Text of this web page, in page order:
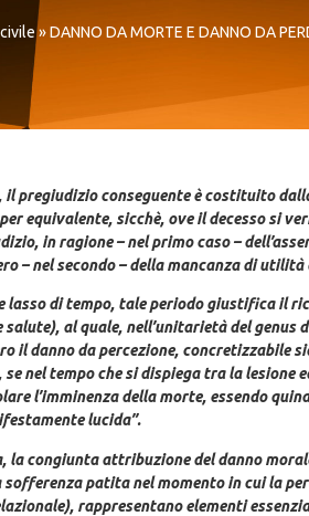
»DANNO DA MORTE E DANNO DA
pregiudizio conseguente è costituito
equivalente, sicchè, ove il decesso si
in ragione – nel primo caso –
nel secondo – della mancanza di
di tempo, tale periodo giustifica il
al quale, nell’unitarietà del genus
danno da percezione, concretizzabile
nel tempo che si dispiega tra la lesione
l’imminenza della morte, essendo
lucida”.
congiunta attribuzione del danno
patita nel momento in cui la
rappresentano elementi